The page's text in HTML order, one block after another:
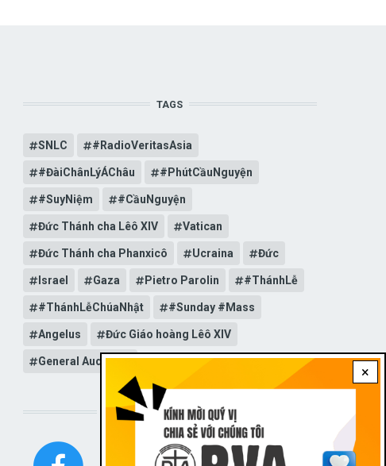
×
TAGS
SNLC #RadioVeritasAsia
#ĐàiChânLýÁChâu #PhútCầuNguyện
#SuyNiệm #CầuNguyện
Đức Thánh cha Lêô XIV Vatican
Đức Thánh cha Phanxicô Ucraina Đức
Israel Gaza Pietro Parolin #ThánhLễ
#ThánhLễChúaNhật #Sunday #Mass
Angelus Đức Giáo hoàng Lêô XIV
General Audience
STAY CONNECTED WITH US!